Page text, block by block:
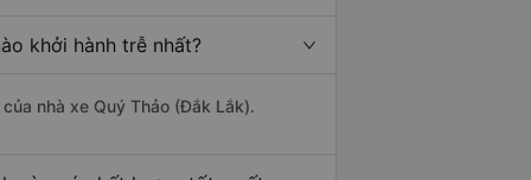
khởi hành trễ nhất?
nhà xe Quý Thảo (Đắk Lắk).